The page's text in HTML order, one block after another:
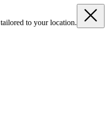
to your location.